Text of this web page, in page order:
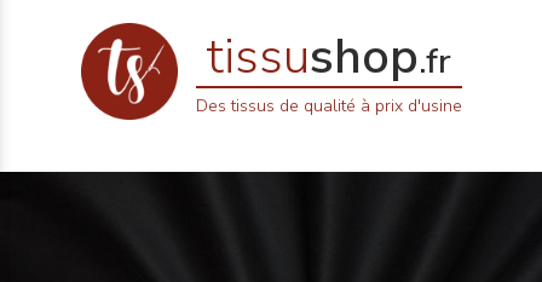
tissushop.fr
Des tissus de qualité à prix d'usine